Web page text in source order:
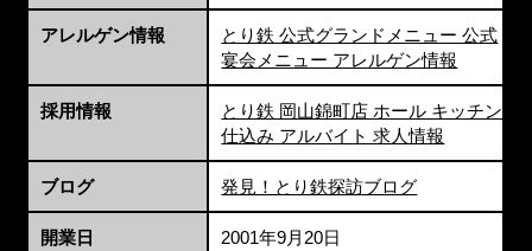
アレルゲン情報
とり鉄 公式グランドメニュー 公式
宴会メニュー アレルゲン情報
採用情報
とり鉄 岡山錦町店 ホール キッチン
仕込み アルバイト 求人情報
ブログ 発見！とり鉄探訪ブログ
開業日 2001年9月20日